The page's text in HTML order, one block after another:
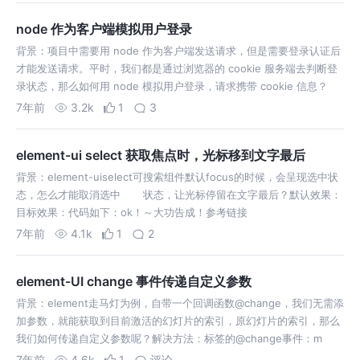
node 作为客户端模拟用户登录
背景：项目中需要用 node 作为客户端发送请求，但是需要登录认证后
才能发送请求。平时，我们都是通过浏览器的 cookie 服务端去判断登
录状态，那么如何用 node 模拟用户登录，请求携带 cookie 信息？
7年前 3.2k 1 3
element-ui select 获取焦点时，光标移到文字最后
背景：element-uiselect可搜索组件默认focus的时候，会呈现选中状
态，怎么才能取消选中 状态，让光标停留在文字最后？默认效果：
目标效果：代码如下：ok！～大功告成！参考链接
7年前 4.1k 1 2
element-UI change 事件传递自定义参数
背景：element走马灯为例，自带一个回调函数@change，我们无需添
加参数，就能获取到目前激活的幻灯片的索引，原幻灯片的索引，那么
我们如何传递自定义参数呢？解决方法：标签的@change事件：m